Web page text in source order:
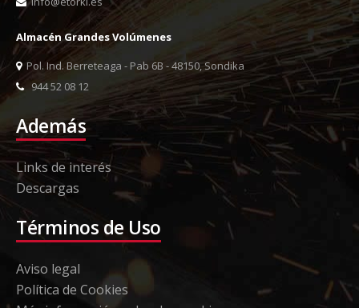
Almacén Grandes Volúmenes
Pol. Ind. Berreteaga - Pab 6B - 48150, Sondika
944 52 08 12
Además
Links de interés
Descargas
Términos de Uso
Aviso legal
Política de Cookies